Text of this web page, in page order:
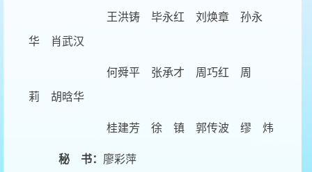
王洪铸 毕永红 刘焕章 孙永
华 肖武汉
何舜平 张承才 周巧红 周
莉 胡晗华
桂建芳 徐 镇 郭传波 缪 炜
秘 书： 廖彩萍